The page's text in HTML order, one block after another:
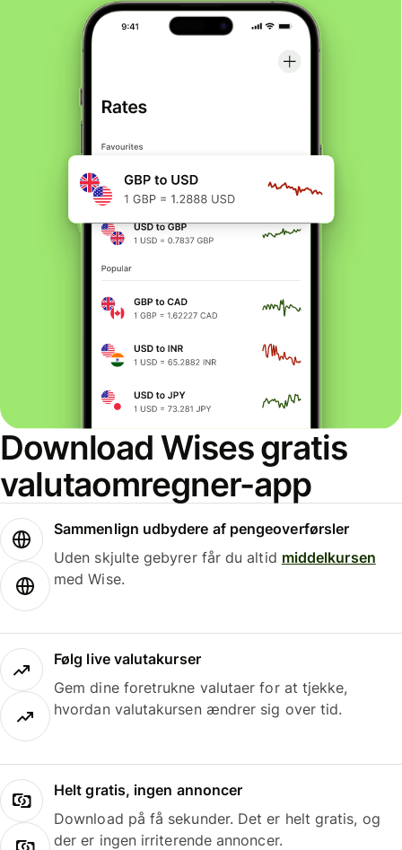
Download Wises gratis
valutaomregner-app
Sammenlign udbydere af pengeoverførsler
Uden skjulte gebyrer får du altid middelkursen
med Wise.
Følg live valutakurser
Gem dine foretrukne valutaer for at tjekke,
hvordan valutakursen ændrer sig over tid.
Helt gratis, ingen annoncer
Download på få sekunder. Det er helt gratis, og
der er ingen irriterende annoncer.